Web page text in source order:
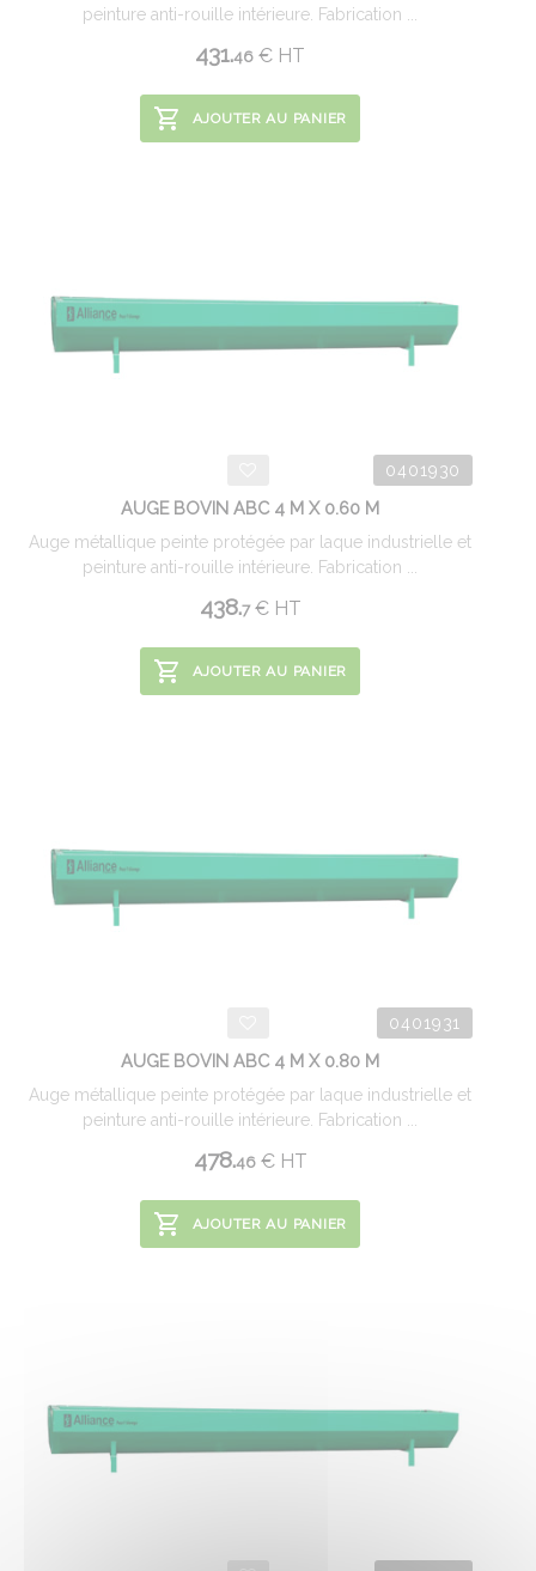
peinture anti-rouille intérieure. Fabrication ...
431.46 € HT
AJOUTER AU PANIER
0401930
AUGE BOVIN ABC 4 M X 0.60 M
Auge métallique peinte protégée par laque industrielle et
peinture anti-rouille intérieure. Fabrication ...
438.7 €HT
AJOUTER AU PANIER
0401931
AUGE BOVIN ABC 4 M X 0.80 M
Auge métallique peinte protégée par laque industrielle et
peinture anti-rouille intérieure. Fabrication ...
478.46 €HT
AJOUTER AU PANIER